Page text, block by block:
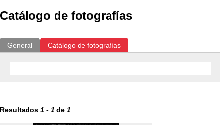
Catálogo de fotografías
General Catálogo de fotografías
Resultados 1 - 1 de 1